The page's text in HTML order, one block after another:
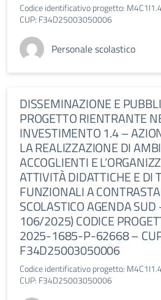
Codice identificativo progetto:
CUP: F34D25003050006
Personale scolastico
DISSEMINAZIONE E
PROGETTO RIENTRANTE
INVESTIMENTO 1.4 –
LA REALIZZAZIONE DI
ACCOGLIENTI E
ATTIVITÀ DIDATTICHE E DI
FUNZIONALI A
SCOLASTICO AGENDA
106/2025) CODICE
2025-1685-P-62668 –
F34D25003050006
Codice identificativo progetto:
CUP: F34D25003050006